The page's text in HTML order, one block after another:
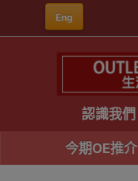
Eng
認識我們
今期OE推介